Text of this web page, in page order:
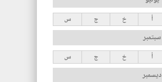
أ خ ج س
سبتمبر
أ خ ج س
ديسمبر